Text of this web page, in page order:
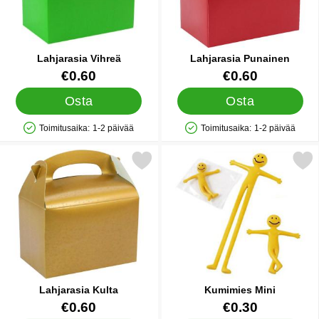
Lahjarasia Vihreä
Tuote.nro 12412
€0.60
Osta
Saatavuus: Varastossa
Toimitusaika: 1-2 päivää
Lahjarasia Punainen
Tuote.nro 12414
€0.60
Osta
Saatavuus: Varastossa
Toimitusaika: 1-2 päivää
Lahjarasia Kulta
Tuote.nro 12407
€0.60
Merkitse lahjarasia Kulta suosikiksi
Kumimies Mini
Tuote.nro 12483
€0.30
Merkitse kumimies